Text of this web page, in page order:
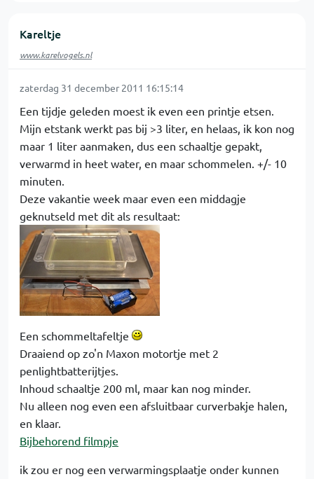
Kareltje
www.karelvogels.nl
zaterdag 31 december 2011 16:15:14
Een tijdje geleden moest ik even een printje etsen.
Mijn etstank werkt pas bij >3 liter, en helaas, ik kon nog
maar 1 liter aanmaken, dus een schaaltje gepakt,
verwarmd in heet water, en maar schommelen. +/- 10
minuten.
Deze vakantie week maar even een middagje
geknutseld met dit als resultaat:
Een schommeltafeltje
Draaiend op zo'n Maxon motortje met 2
penlightbatterijtjes.
Inhoud schaaltje 200 ml, maar kan nog minder.
Nu alleen nog even een afsluitbaar curverbakje halen,
en klaar.
Bijbehorend filmpje
ik zou er nog een verwarmingsplaatje onder kunnen